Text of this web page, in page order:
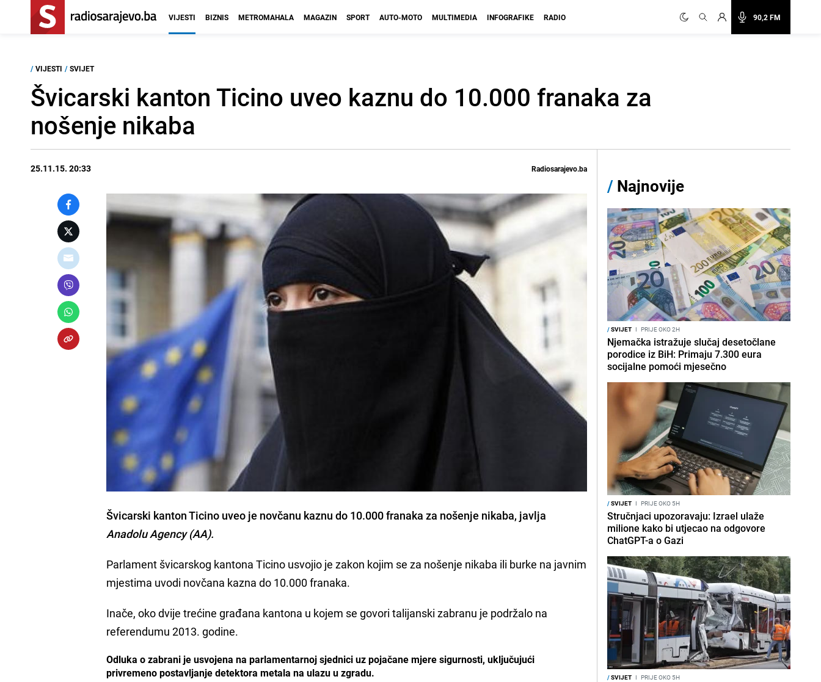
90,2 FM
VIJESTI BIZNIS METROMAHALA MAGAZIN SPORT AUTO-MOTO MULTIMEDIA INFOGRAFIKE RADIO
/ VIJESTI / SVIJET
Švicarski kanton Ticino uveo kaznu do 10.000 franaka za
nošenje nikaba
25.11.15. 20:33 Radiosarajevo.ba
Švicarski kanton Ticino uveo je novčanu kaznu do 10.000 franaka za nošenje nikaba, javlja
Anadolu Agency (AA).
Parlament švicarskog kantona Ticino usvojio je zakon kojim se za nošenje nikaba ili burke na javnim
mjestima uvodi novčana kazna do 10.000 franaka.
Inače, oko dvije trećine građana kantona u kojem se govori talijanski zabranu je podržalo na
referendumu 2013. godine.
Odluka o zabrani je usvojena na parlamentarnoj sjednici uz pojačane mjere sigurnosti, uključujući
privremeno postavljanje detektora metala na ulazu u zgradu.
/ Najnovije
/SVIJET I PRIJE OKO 2H
Njemačka istražuje slučaj desetočlane
porodice iz BiH: Primaju 7.300 eura
socijalne pomoći mjesečno
/SVIJET I PRIJE OKO 5H
Stručnjaci upozoravaju: Izrael ulaže
milione kako bi utjecao na odgovore
ChatGPT-a o Gazi
/SVIJET I PRIJE OKO 5H